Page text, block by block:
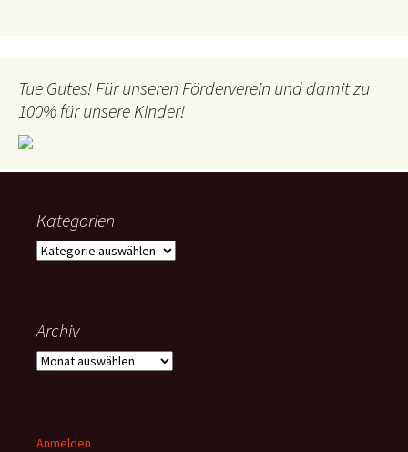
Tue Gutes! Für unseren Förderverein und damit zu
100% für unsere Kinder!
Kategorien
Kategorien
Archiv
Archiv
Anmelden